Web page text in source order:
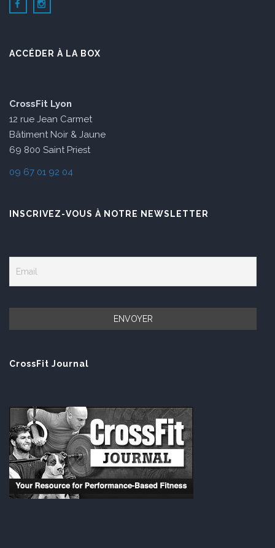
ACCÉDER À LA BOX
CrossFit Lyon
12 rue Jean Carmet
Bâtiment Noir & Jaune
69 800 Saint Priest
09 67 01 92 04
INSCRIVEZ-VOUS À NOTRE NEWSLETTER
CrossFit Journal